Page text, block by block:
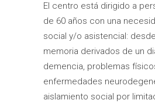
El centro está dirigido a
de 60 años con una
social y/o asistencial:
memoria derivados de un
demencia, problemas
enfermedades
aislamiento social por